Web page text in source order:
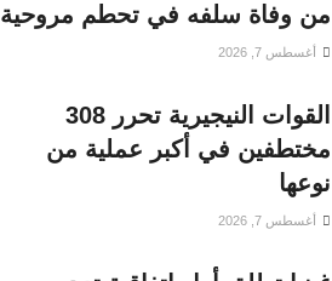
من وفاة سلفه في تحطم مروحية
أغسطس 7, 2026
القوات النيجيرية تحرر 308
مختطفين في أكبر عملية من
نوعها
أغسطس 7, 2026